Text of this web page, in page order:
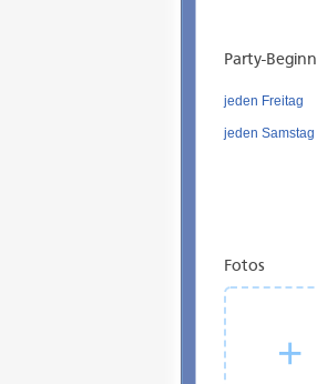
Party-Beginn
jeden Freitag
jeden Samstag
Fotos